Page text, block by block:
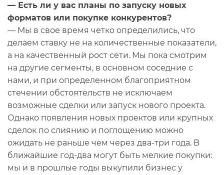
— Есть ли у вас планы по запуску новых
форматов или покупке конкурентов?
— Мы в свое время четко определились, что
делаем ставку не на количественные показатели,
а на качественный рост сети. Мы пока смотрим
на другие сегменты, в основном соседние с
нами, и при определенном благоприятном
стечении обстоятельств не исключаем
возможные сделки или запуск нового проекта.
Однако появления новых проектов или крупных
сделок по слиянию и поглощению можно
ожидать не раньше чем через два-три года. В
ближайшие год-два могут быть мелкие покупки:
мы и в прошлые годы выкупили бизнес у